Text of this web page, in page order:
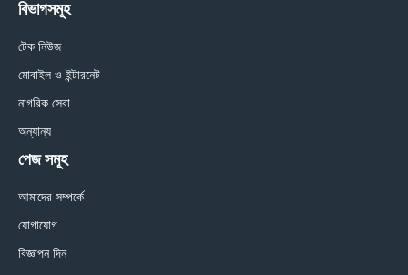
বিভাগসমূহ
টেক নিউজ
মোবাইল ও ইন্টারনেট
নাগরিক সেবা
অন্যান্য
পেজ সমূহ
আমাদের সম্পর্কে
যোগাযোগ
বিজ্ঞাপন দিন